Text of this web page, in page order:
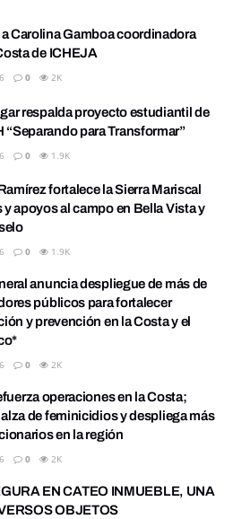
Carolina Gamboa coordinadora
de ICHEJA
0 2K
respalda proyecto estudiantil de
“Separando para Transformar”
0 1.9K
fortalece la Sierra Mariscal
y apoyos al campo en Bella Vista y
0 1.9K
anuncia despliegue de más de
públicos para fortalecer
y prevención en la Costa y el
0 2K
operaciones en la Costa;
de feminicidios y despliega más
en la región
0 2K
EN CATEO INMUEBLE, UNA
OBJETOS